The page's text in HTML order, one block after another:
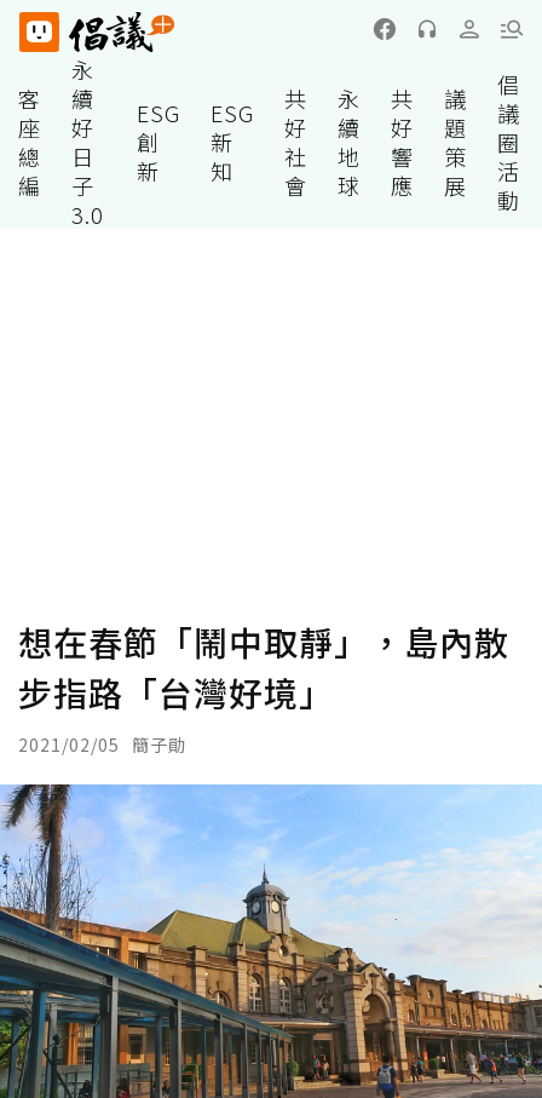
客
座
總
編
永
續
好
日
子
3.0
ESG
創
新
ESG
新
知
共
好
社
會
永
續
地
球
共
好
響
應
議
題
策
展
倡
議
圈
活
動
想在春節「鬧中取靜」，島內散
步指路「台灣好境」
2021/02/05 簡子勛